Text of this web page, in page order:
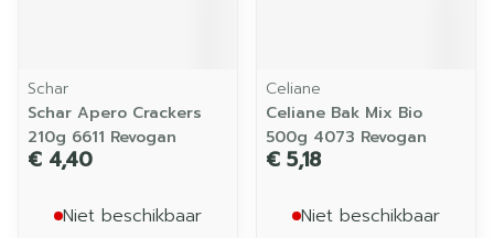
Schar
Schar Apero Crackers
210g 6611 Revogan
€ 4,40
Niet beschikbaar
Celiane
Celiane Bak Mix Bio
500g 4073 Revogan
€ 5,18
Niet beschikbaar